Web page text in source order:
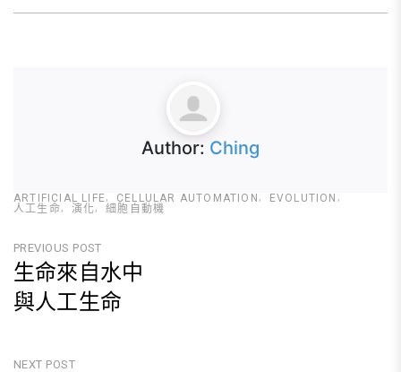
Author: Ching
ARTIFICIAL LIFE CELLULAR AUTOMATION
EVOLUTION
人工生命
演化 細胞自動機
文
章
導
覽
PREVIOUS POST
生命來自水中
與人工生命
NEXT POST